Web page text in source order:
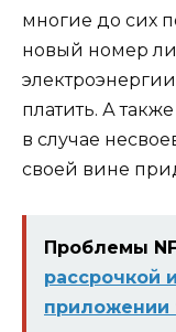
многие до сих
новый номер
платить. А
в случае
своей вине
Проблемы
рассрочкой
приложении